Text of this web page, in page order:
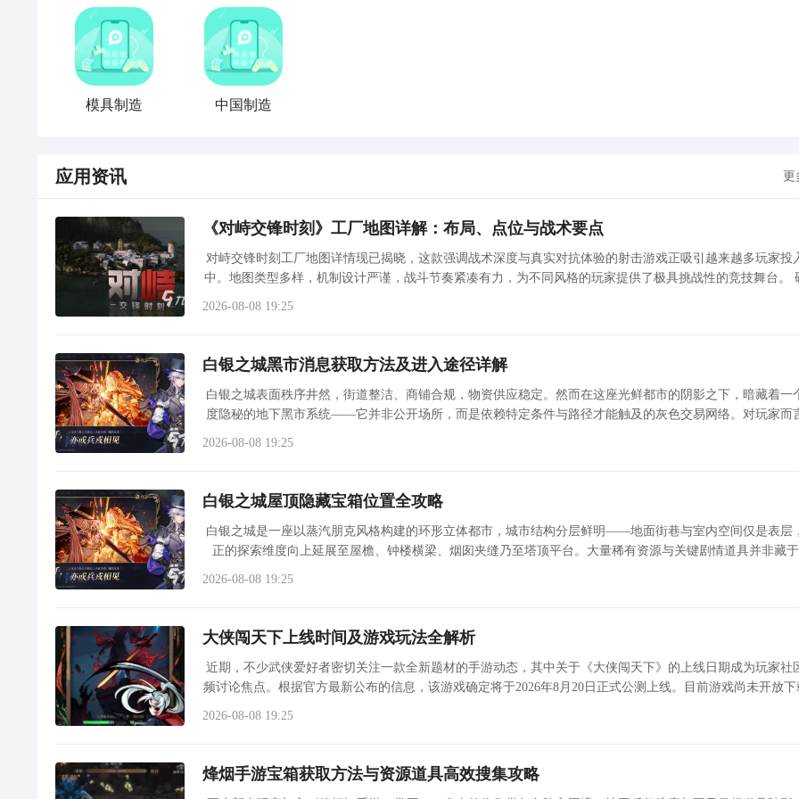
模具制造 中国制造
应用资讯 更
《对峙交锋时刻》工厂地图详解：布局、点位与战术要点
对峙交锋时刻工厂地图详情现已揭晓，这款强调战术深度与真实对抗体验的射击游戏正吸引越来越多玩家投
中。地图类型多样，机制设计严谨，战斗节奏紧凑有力，为不同风格的玩家提供了极具挑战性的竞技舞台。
2026-08-08 19:25
白银之城黑市消息获取方法及进入途径详解
白银之城表面秩序井然，街道整洁、商铺合规，物资供应稳定。然而在这座光鲜都市的阴影之下，暗藏着一
度隐秘的地下黑市系统——它并非公开场所，而是依赖特定条件与路径才能触及的灰色交易网络。对玩家而
2026-08-08 19:25
白银之城屋顶隐藏宝箱位置全攻略
白银之城是一座以蒸汽朋克风格构建的环形立体都市，城市结构分层鲜明——地面街巷与室内空间仅是表层
正的探索维度向上延展至屋檐、钟楼横梁、烟囱夹缝乃至塔顶平台。大量稀有资源与关键剧情道具并非藏
2026-08-08 19:25
大侠闯天下上线时间及游戏玩法全解析
近期，不少武侠爱好者密切关注一款全新题材的手游动态，其中关于《大侠闯天下》的上线日期成为玩家社
频讨论焦点。根据官方最新公布的信息，该游戏确定将于2026年8月20日正式公测上线。目前游戏尚未开放下
2026-08-08 19:25
烽烟手游宝箱获取方法与资源道具高效搜集攻略